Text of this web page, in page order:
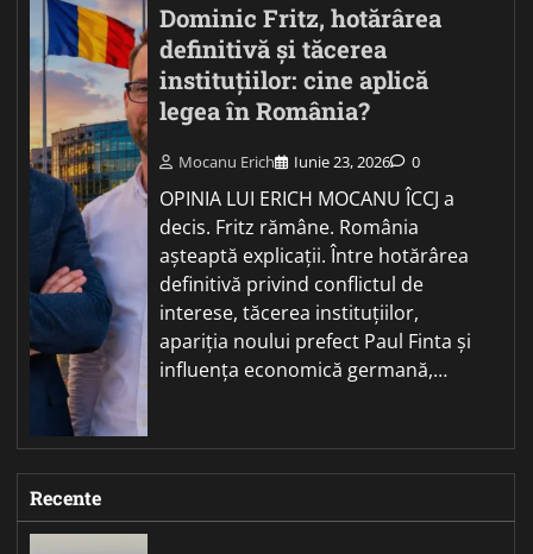
Dominic Fritz, hotărârea
definitivă și tăcerea
instituțiilor: cine aplică
legea în România?
Mocanu Erich Iunie 23, 2026 0
OPINIA LUI ERICH MOCANU ÎCCJ a
decis. Fritz rămâne. România
așteaptă explicații. Între hotărârea
definitivă privind conflictul de
interese, tăcerea instituțiilor,
apariția noului prefect Paul Finta și
influența economică germană,…
Recente